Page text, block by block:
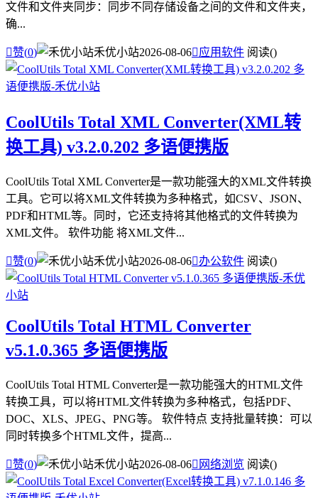
文件和文件夹同步：同步不同存储设备之间的文件和文件夹，
确...
赞(0) 禾优小站2026-08-06应用软件 阅读()
CoolUtils Total XML Converter(XML转
换工具) v3.2.0.202 多语便携版
CoolUtils Total XML Converter是一款功能强大的XML文件转换
工具。它可以将XML文件转换为多种格式，如CSV、JSON、
PDF和HTML等。同时，它还支持将其他格式的文件转换为
XML文件。 软件功能 将XML文件...
赞(0) 禾优小站2026-08-06办公软件 阅读()
CoolUtils Total HTML Converter
v5.1.0.365 多语便携版
CoolUtils Total HTML Converter是一款功能强大的HTML文件
转换工具，可以将HTML文件转换为多种格式，包括PDF、
DOC、XLS、JPEG、PNG等。 软件特点 支持批量转换：可以
同时转换多个HTML文件，提高...
赞(0) 禾优小站2026-08-06 网络浏览 阅读()